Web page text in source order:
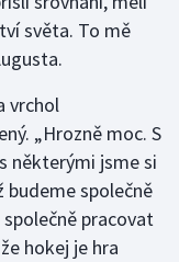
světa. To mě
vrchol
„Hrozně moc. S
některými jsme si
budeme společně
pracovat
hokej je hra